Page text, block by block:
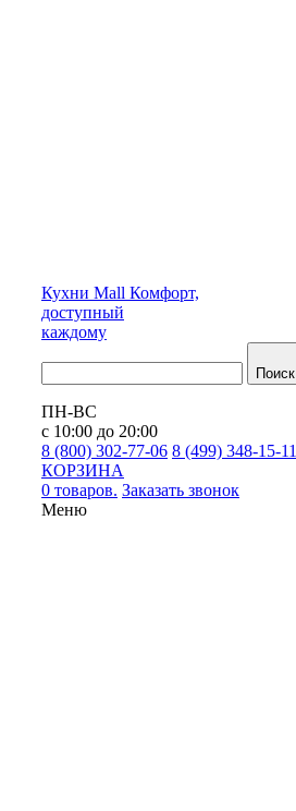
Кухни Mall Комфорт,
доступный
каждому
Поиск
ПН-ВС
с 10:00 до 20:00
8 (800) 302-77-06 8 (499) 348-15-11
КОРЗИНА
0 товаров. Заказать звонок
Меню